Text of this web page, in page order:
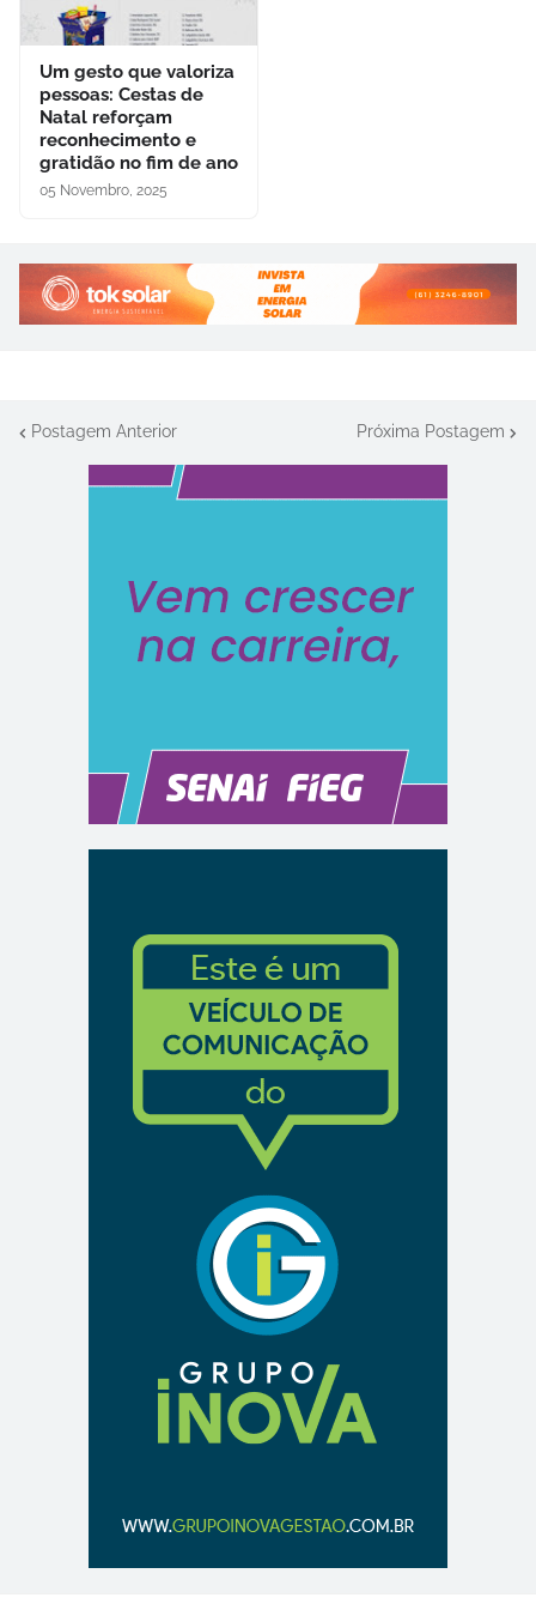
Um gesto que valoriza
pessoas: Cestas de
Natal reforçam
reconhecimento e
gratidão no fim de ano
05 Novembro, 2025
Postagem Anterior Próxima Postagem